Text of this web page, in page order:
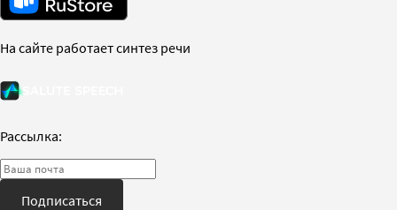
На сайте работает синтез речи
Рассылка:
Подписаться